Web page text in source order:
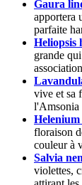
Gaura
apportera
parfaite
Heliopsis
grande
vive et sa
l'Amsonia
floraison
couleur à
Salvia
violettes,